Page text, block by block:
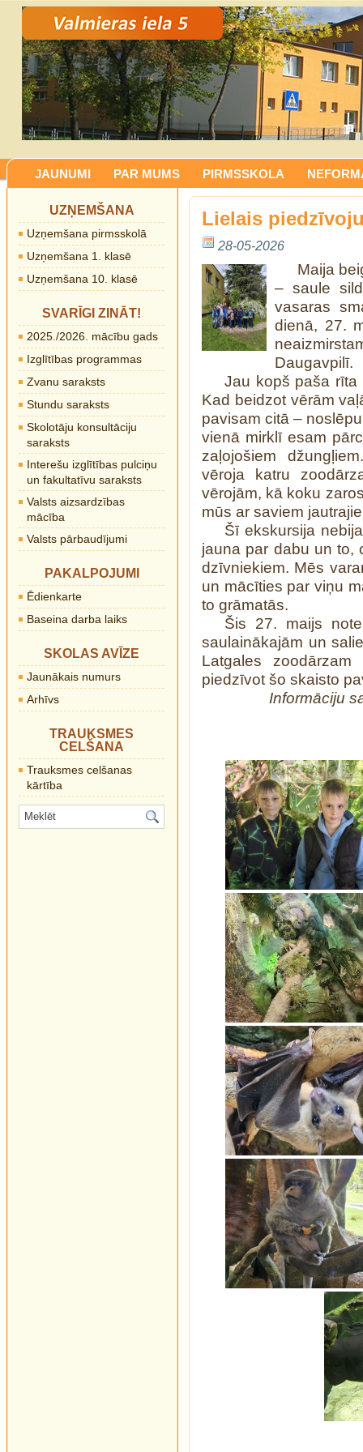
JAUNUMI PAR MUMS PIRMSSKOLA
UZŅEMŠANA
Uzņemšana pirmsskolā
Uzņemšana 1. klasē
Uzņemšana 10. klasē
SVARĪGI ZINĀT!
2025./2026. mācību gads
Izglītības programmas
Zvanu saraksts
Stundu saraksts
Skolotāju konsultāciju
saraksts
Interešu izglītības pulciņu
un fakultatīvu saraksts
Valsts aizsardzības
mācība
Valsts pārbaudījumi
PAKALPOJUMI
Ēdienkarte
Baseina darba laiks
SKOLAS AVĪZE
Jaunākais numurs
Arhīvs
TRAUKSMES
CELŠANA
Trauksmes celšanas
kārtība
Lielais
28-05-2026
Maija
– saule
vasaras
dienā, 27.
Daugavpilī.
Jau kopš paša rīta
Kad beidzot vērām
pavisam citā –
vienā mirklī esam
zaļojošiem
vēroja katru
vērojām, kā koku
mūs ar saviem
Šī ekskursija
jauna par dabu un to,
dzīvniekiem. Mēs
un mācīties par viņu
to grāmatās.
Šis 27. maijs
saulainākajām un
Latgales
piedzīvot šo skaisto
Informāciju